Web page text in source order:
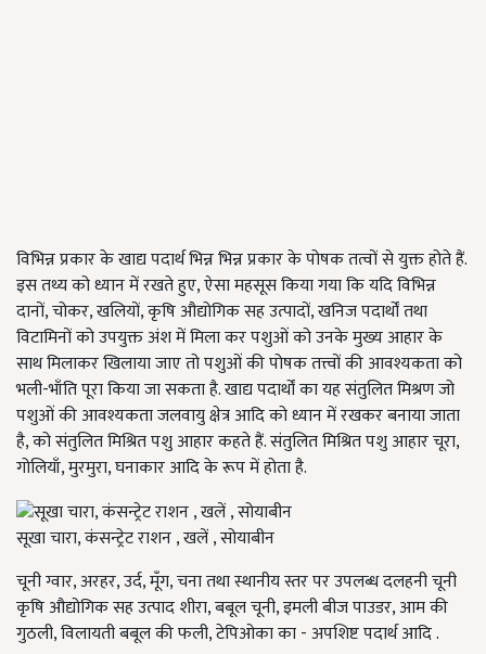
विभिन्न प्रकार के खाद्य पदार्थ भिन्न भिन्न प्रकार के पोषक तत्वों से युक्त होते हैं.
इस तथ्य को ध्यान में रखते हुए, ऐसा महसूस किया गया कि यदि विभिन्न
दानों, चोकर, खलियों, कृषि औद्योगिक सह उत्पादों, खनिज पदार्थों तथा
विटामिनों को उपयुक्त अंश में मिला कर पशुओं को उनके मुख्य आहार के
साथ मिलाकर खिलाया जाए तो पशुओं की पोषक तत्त्वों की आवश्यकता को
भली-भाँति पूरा किया जा सकता है. खाद्य पदार्थों का यह संतुलित मिश्रण जो
पशुओं की आवश्यकता जलवायु क्षेत्र आदि को ध्यान में रखकर बनाया जाता
है, को संतुलित मिश्रित पशु आहार कहते हैं. संतुलित मिश्रित पशु आहार चूरा,
गोलियाँ, मुरमुरा, घनाकार आदि के रूप में होता है.
सूखा चारा, कंसन्ट्रेट राशन , खलें , सोयाबीन
चूनी ग्वार, अरहर, उर्द, मूँग, चना तथा स्थानीय स्तर पर उपलब्ध दलहनी चूनी
कृषि औद्योगिक सह उत्पाद शीरा, बबूल चूनी, इमली बीज पाउडर, आम की
गुठली, विलायती बबूल की फली, टेपिओका का - अपशिष्ट पदार्थ आदि .